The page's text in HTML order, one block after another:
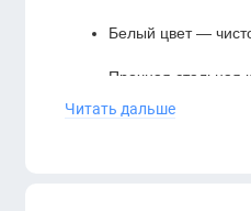
Белый цвет —
Прочная стальная
Подходит для
Читать дальше